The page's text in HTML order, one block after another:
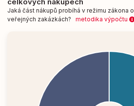
Jaká část nákupů probíhá v režimu zákona o
veřejných zakázkách? metodika výpočtu